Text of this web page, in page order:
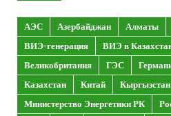
АЭС Азербайджан Алматы
ВИЭ-генерация
ВИЭ в
Великобритания
ГЭС
Казахстан
Китай
Кыргызстан
Министерство Энергетики РК